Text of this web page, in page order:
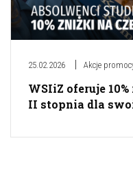
25.02.2026 Akcje
WSIiZ oferuje
II stopnia dla